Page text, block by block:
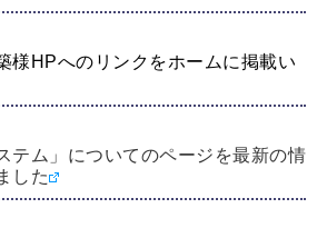
様HPへのリンクをホームに掲載い
テム」についてのページを最新の情
した